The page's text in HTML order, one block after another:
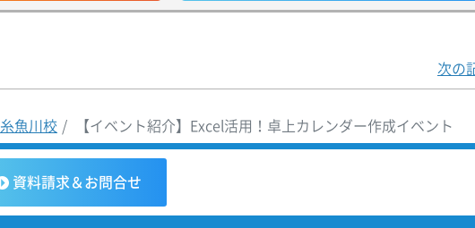
次の
糸魚川校 【イベント紹介】Excel活用！卓上カレンダー作成イベント
資料請求＆お問合せ